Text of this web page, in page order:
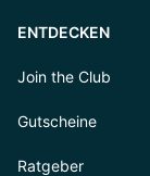
ENTDECKEN
Join the Club
Gutscheine
Ratgeber